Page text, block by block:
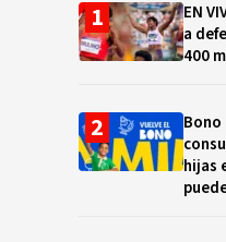
EN
a
400
Bono
hijas